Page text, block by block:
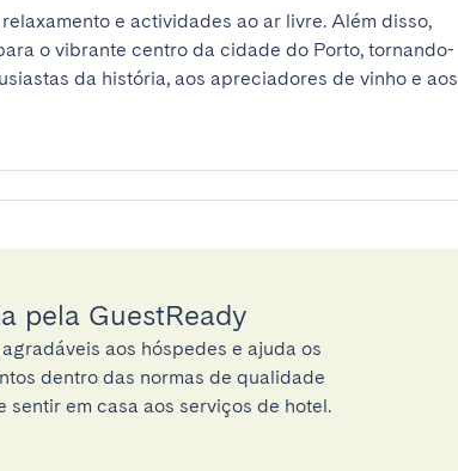
e actividades ao ar livre. Além disso,
o vibrante centro da cidade do Porto, tornando-
da história, aos apreciadores de vinho e aos
pela GuestReady
aos hóspedes e ajuda os
dentro das normas de qualidade
em casa aos serviços de hotel.